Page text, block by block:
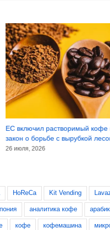
ЕС включил растворимый кофе
закон о борьбе с вырубкой
26 июля, 2026
HoReCa Kit Vending
аналитика кофе
кофе кофемашина